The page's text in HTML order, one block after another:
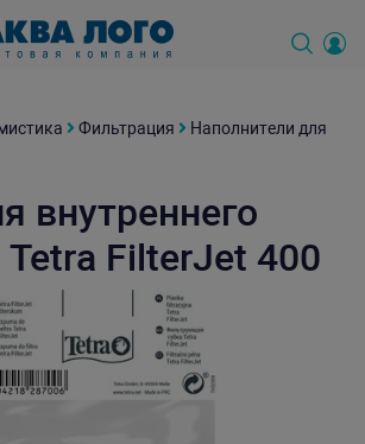
Фильтрация
Наполнители для
внутреннего
FilterJet 400